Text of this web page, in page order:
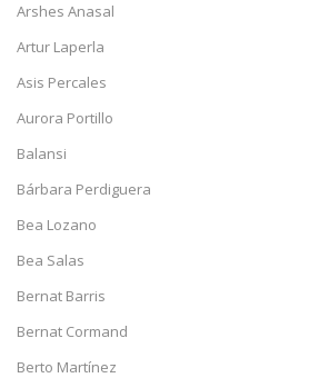
Arshes Anasal
Artur Laperla
Asis Percales
Aurora Portillo
Balansi
Bárbara Perdiguera
Bea Lozano
Bea Salas
Bernat Barris
Bernat Cormand
Berto Martínez